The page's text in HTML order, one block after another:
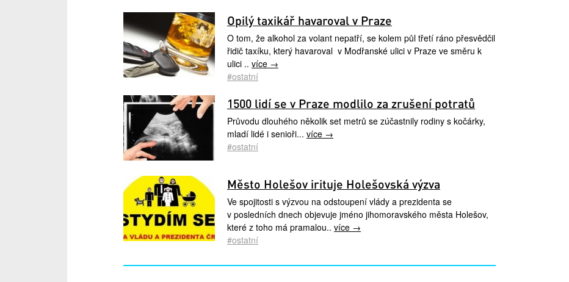
Opilý taxikář havaroval v Praze
O tom, že alkohol za volant nepatří, se kolem půl třetí ráno přesvědčil
řidič taxíku, který havaroval v Modřanské ulici v Praze ve směru k
ulici .. více →
#ostatní
1500 lidí se v Praze modlilo za zrušení potratů
Průvodu dlouhého několik set metrů se zúčastnily rodiny s kočárky,
mladí lidé i senioři... více →
#ostatní
Město Holešov irituje Holešovská výzva
Ve spojitosti s výzvou na odstoupení vlády a prezidenta se
v posledních dnech objevuje jméno jihomoravského města Holešov,
které z toho má pramalou.. více →
#ostatní
Stránky